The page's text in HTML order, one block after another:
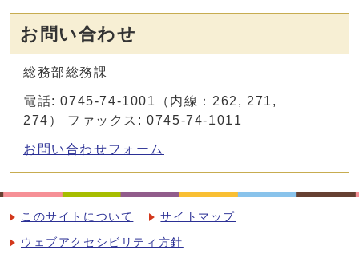
お問い合わせ
総務部総務課
電話: 0745-74-1001（内線：262, 271,
274） ファックス: 0745-74-1011
お問い合わせフォーム
このサイトについて サイトマップ
ウェブアクセシビリティ方針